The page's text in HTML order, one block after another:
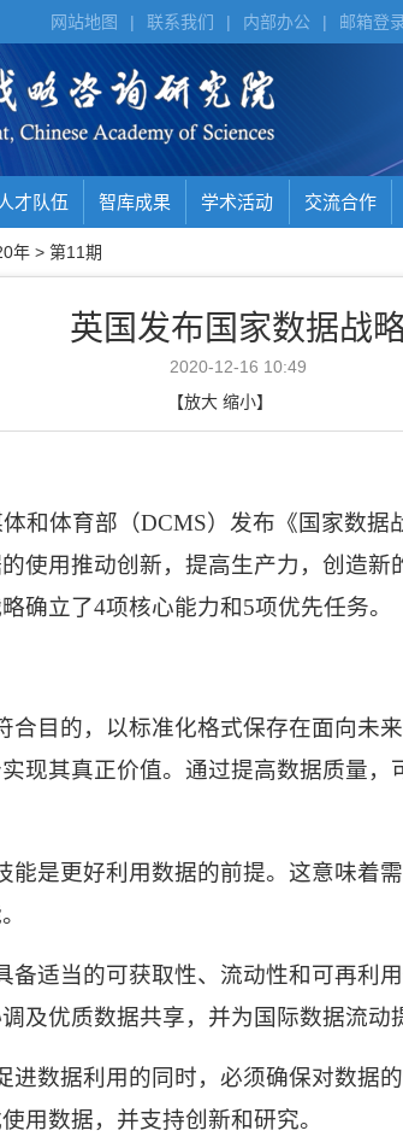
邮箱登
|
内部办公
|
联系我们
|
网站地图
人才队伍 智库成果 学术活动 交流合作
年 > 第11期
英国发布国家数据战
2020-12-16 10:49
【放大 缩小】
和体育部（DCMS）发布《国家数据
使用推动创新，提高生产力，创造
确立了4项核心能力和5项优先任务。
合目的，以标准化格式保存在面向未
现其真正价值。通过提高数据质量
能是更好利用数据的前提。这意味着
备适当的可获取性、流动性和可再利
及优质数据共享，并为国际数据流动
进数据利用的同时，必须确保对数据
用数据，并支持创新和研究。